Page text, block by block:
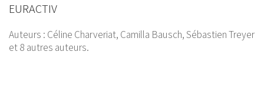
EURACTIV
Auteurs : Céline Charveriat, Camilla Bausch,Sébastien Treyer
et 8 autres auteurs.